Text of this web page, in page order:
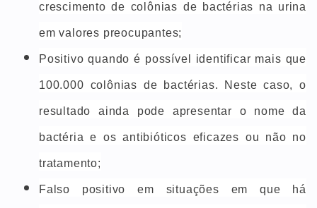
crescimento de colônias de bactérias na urina
em valores preocupantes;
Positivo quando é possível identificar mais que
100.000 colônias de bactérias. Neste caso, o
resultado ainda pode apresentar o nome da
bactéria e os antibióticos eficazes ou não no
tratamento;
Falso positivo em situações em que há